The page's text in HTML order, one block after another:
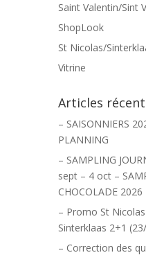
Saint Valentin/Sint
ShopLook
St Nicolas/
Vitrine
Articles
– SAISONNIERS
PLANNING
– SAMPLING
sept – 4 oct –
CHOCOLADE 2026
– Promo St
Sinterklaas 2+1
– Correction des